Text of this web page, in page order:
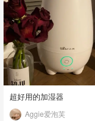
超好用的加湿器
Aggie爱泡芙